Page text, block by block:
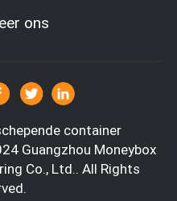
ons
container
Guangzhou Moneybox
Co., Ltd.. All Rights